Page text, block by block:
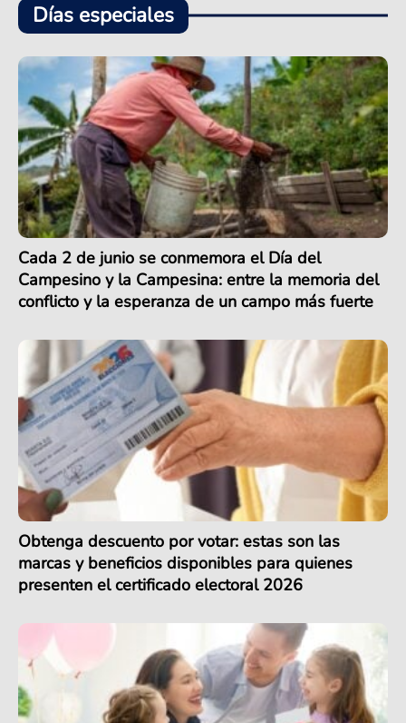
Días especiales
Cada 2 de junio se conmemora el Día del
Campesino y la Campesina: entre la memoria del
conflicto y la esperanza de un campo más fuerte
Obtenga descuento por votar: estas son las
marcas y beneficios disponibles para quienes
presenten el certificado electoral 2026